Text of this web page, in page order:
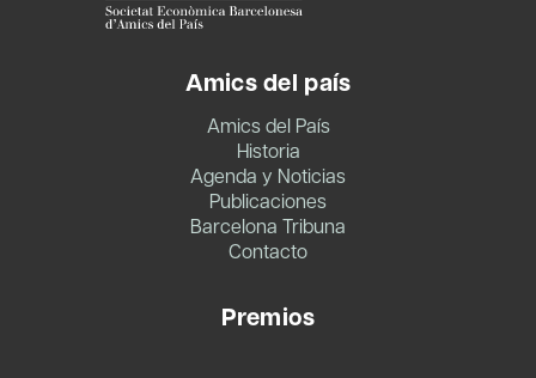
Amics del país
Amics del País
Historia
Agenda y Noticias
Publicaciones
Barcelona Tribuna
Contacto
Premios